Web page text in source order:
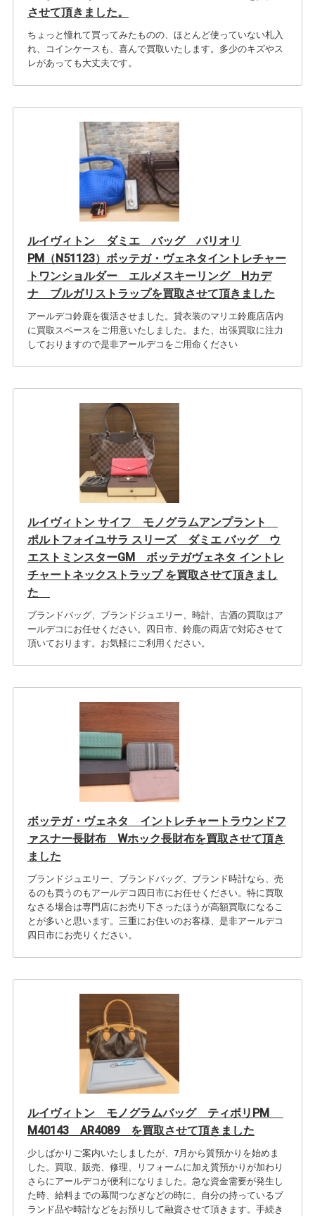
させて頂きました。
ちょっと憧れて買ってみたものの、ほとんど使っていない札入
れ、コインケースも、喜んで買取いたします。多少のキズやス
レがあっても大丈夫です。
ルイヴィトン ダミエ バッグ バリオリ
PM（N51123）ボッテガ・ヴェネタイントレチャー
トワンショルダー エルメスキーリング Hカデ
ナ ブルガリストラップを買取させて頂きました
アールデコ鈴鹿を復活させました。貸衣装のマリエ鈴鹿店店内
に買取スペースをご用意いたしました。また、出張買取に注力
しておりますので是非アールデコをご用命ください
ルイヴィトン サイフ モノグラムアンプラント
ポルトフォイユサラ スリーズ ダミエ バッグ ウ
エストミンスターGM ボッテガヴェネタ イントレ
チャートネックストラップ を買取させて頂きまし
た
ブランドバッグ、ブランドジュエリー、時計、古酒の買取はア
ールデコにお任せください。四日市、鈴鹿の両店で対応させて
頂いております。お気軽にご利用ください。
ボッテガ・ヴェネタ イントレチャートラウンドフ
ァスナー長財布 Wホック長財布を買取させて頂き
ました
ブランドジュエリー、ブランドバッグ、ブランド時計なら、売
るのも買うのもアールデコ四日市にお任せください。特に買取
なさる場合は専門店にお売り下さったほうが高額買取になるこ
とが多いと思います。三重にお住いのお客様、是非アールデコ
四日市にお売りください。
ルイヴィトン モノグラムバッグ ティボリPM
M40143 AR4089 を買取させて頂きました
少しばかりご案内いたしましたが、7月から質預かりを始めま
した。買取、販売、修理、リフォームに加え質預かりが加わり
さらにアールデコが便利になりました。急な資金需要が発生し
た時、給料までの幕間つなぎなどの時に、自分の持っているブ
ランド品や時計などをお預りして融資させて頂きます。手続き